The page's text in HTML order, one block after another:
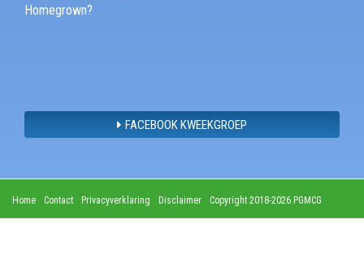
Homegrown?
FACEBOOK KWEEKGROEP
Home Contact Privacyverklaring Disclaimer Copyright 2018-2026 PGMCG